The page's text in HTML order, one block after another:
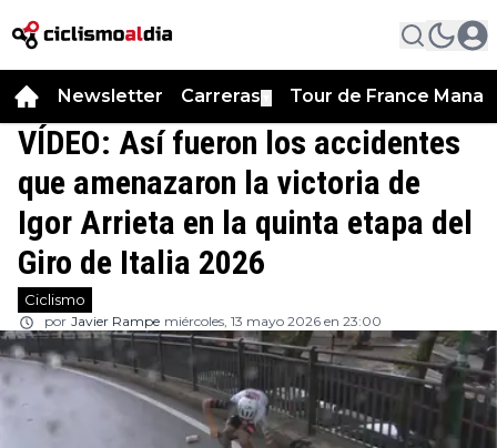
Newsletter Carreras Tour de France
VÍDEO: Así fueron los accidentes
que amenazaron la victoria de
Igor Arrieta en la quinta etapa del
Giro de Italia 2026
Ciclismo
por Javier Rampe miércoles, 13 mayo 2026 en 23:00